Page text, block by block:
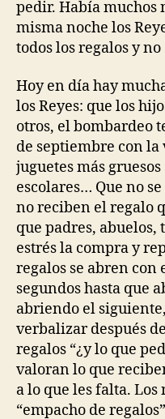
pedir. Había muchos
misma noche los
todos los regalos y
Hoy en día hay
los Reyes: que los
otros, el bombardeo
de septiembre con la
juguetes más
escolares… Que no
no reciben el regalo
que padres, abuelos,
estrés la compra y
regalos se abren
segundos hasta que
abriendo el
verbalizar después
regalos “¿y lo que
valoran lo que
a lo que les falta.
“empacho de